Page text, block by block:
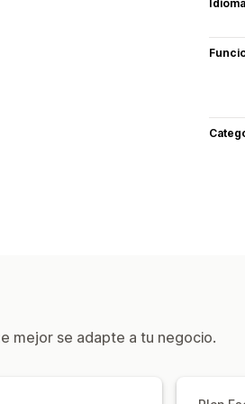
mejor se adapte a tu negocio.